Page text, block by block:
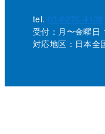
tel. 03-6276-4138
受付：月〜金曜
対応地区：日本全